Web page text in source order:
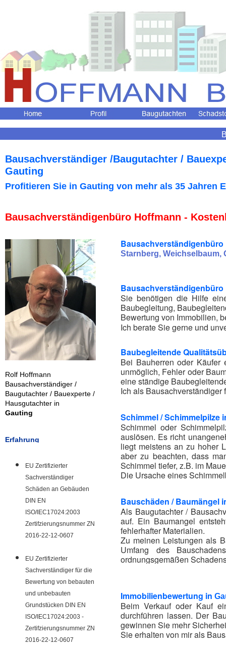
Bausachverständiger /Baugutachter /
Gauting
Profitieren Sie in Gauting von mehr als 35 Jahren
Bausachverständigenbüro Hoffmann -
Starnberg, Weichselbaum,
Sie benötigen die Hilfe
Baubegleitung,
Bewertung von Immobilien,
Ich berate Sie gerne und
Bauschäden / Baumängel
Als Baugutachter /
auf. Ein Baumangel
fehlerhafter Materialien.
Zu meinen Leistungen als
Umfang des
ordnungsgemäßen
Baubegleitende
Bei Bauherren oder Käufer
unmöglich, Fehler oder
eine ständige
Ich als
Schimmel / Schimmelpilze
Schimmel oder
auslösen. Es richt
liegt meistens an zu hoher
aber zu beachten, dass
Schimmel tiefer, z.B. im
Die Ursache eines
Immobilienbewertung in
Beim Verkauf oder Kauf
durchführen lassen. Der
gewinnen Sie mehr
Sie erhalten von mir als
Rolf Hoffmann
Bausachverständiger /
Baugutachter / Bauexperte /
Hausgutachter in
Gauting
Erfahrung
EU Zertifizierter
Sachverständiger
Schäden an Gebäuden
DIN EN
ISO/IEC17024:2003
Zertifzierungsnummer ZN
2016-22-12-0607
EU Zertifizierter
Sachverständiger für die
Bewertung von bebauten
und unbebauten
Grundstücken DIN EN
ISO/IEC17024:2003 -
Zertifzierungsnummer ZN
2016-22-12-0607